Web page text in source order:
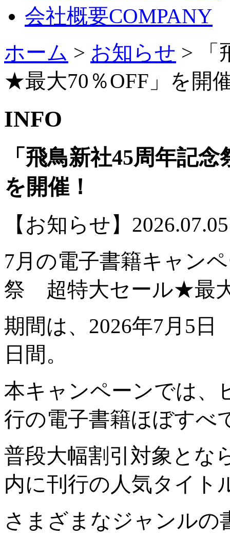
会社概要COMPANY
ホーム > お知らせ > 「
★最大70％OFF」を開
INFO
「⾶⿃新社45周年記
を開催！
【お知らせ】 2026.07.05
7月の電子書籍キャン
祭 超特大セール★最
期間は、2026年7月5日
日間。
本キャンペーンでは、
行の電子書籍ほぼすべ
普段大幅割引対象とな
内に刊行の人気タイト
さまざまなジャンル